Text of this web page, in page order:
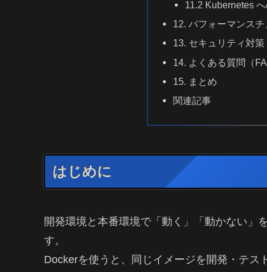
11.2 Kubernetes
12. パフォーマンス
13. セキュリティ対策
14. よくある質問（
15. まとめ
関連記事
はじめに
開発環境と本番環境で「動く」「動かない」
す。
Dockerを使うと、同じイメージを開発・テス